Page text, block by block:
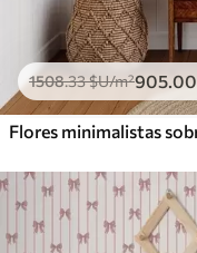
1508.33$U/m²905.00